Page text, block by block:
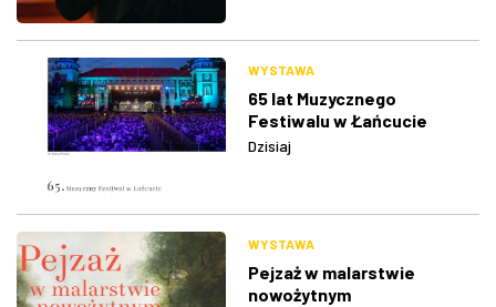
WYSTAWA
65 lat Muzycznego
Festiwalu w Łańcucie
Dzisiaj
WYSTAWA
Pejzaż w malarstwie
nowożytnym